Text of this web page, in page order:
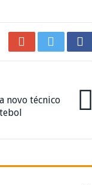
novo técnico